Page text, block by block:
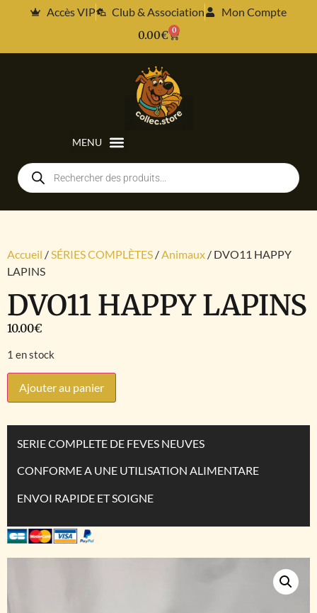
Accès VIP Club & Association
Mon Compte
0.00€ 0
Accueil /SÉRIES COMPLÈTES /Animaux / DVO11 HAPPY
LAPINS
DVO11 HAPPY LAPINS
10.00€
1 en stock
Ajouter au panier
SERIE COMPLETE DE FEVES NEUVES
CONFORME A UNE UTILISATION ALIMENTARE
ENVOI RAPIDE ET SOIGNE